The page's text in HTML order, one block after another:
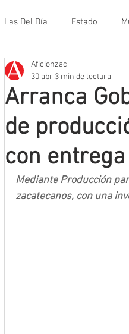
Las Del Día Estado
Que no se olvide
Mineros LNBP
Arranca
de
con
Aficionzac
30 abr 3 min de lectura
Mediante Producción
zacatecanos, con una